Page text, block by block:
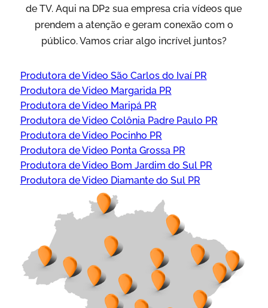
de TV. Aqui na DP2 sua empresa cria vídeos que
prendem a atenção e geram conexão com o
público. Vamos criar algo incrível juntos?
Produtora de Video São Carlos do Ivaí PR
Produtora de Video Margarida PR
Produtora de Video Maripá PR
Produtora de Video Colônia Padre Paulo PR
Produtora de Video Pocinho PR
Produtora de Video Ponta Grossa PR
Produtora de Video Bom Jardim do Sul PR
Produtora de Video Diamante do Sul PR